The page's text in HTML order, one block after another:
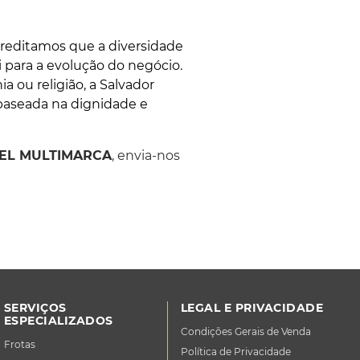
que a diversidade
a evolução do negócio.
ou religião, a Salvador
na dignidade e
MULTIMARCA, envia-nos
SERVIÇOS
ESPECIALIZADOS
Frotas
LEGAL E PRIVACIDADE
Condições Gerais de Venda
Política de Privacidade